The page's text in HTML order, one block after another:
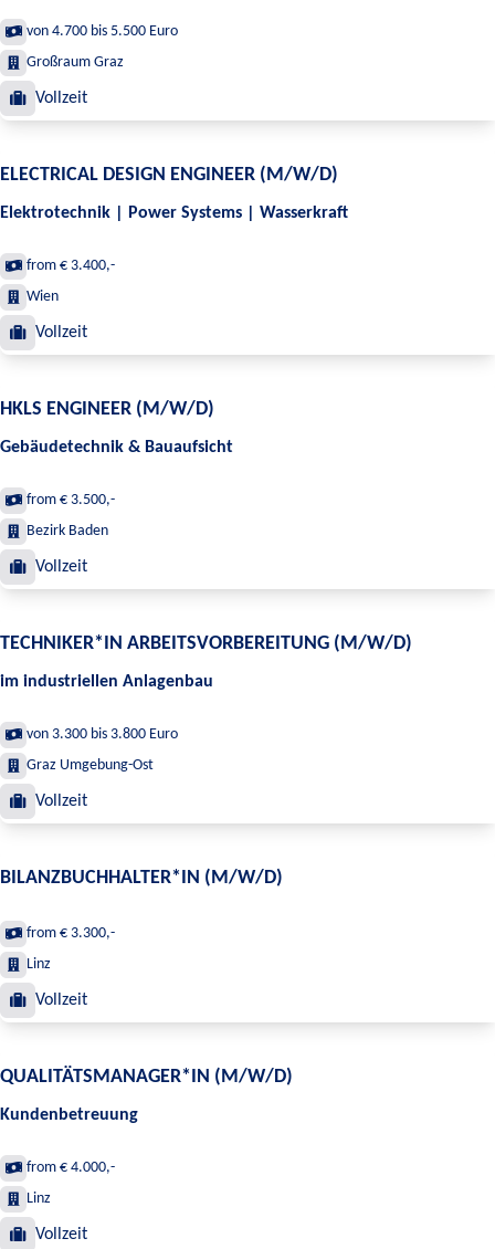
von 4.700 bis 5.500 Euro
Großraum Graz
Vollzeit
ELECTRICAL DESIGN ENGINEER (M/W/D)
Elektrotechnik | Power Systems | Wasserkraft
from € 3.400,-
Wien
Vollzeit
HKLS ENGINEER (M/W/D)
Gebäudetechnik & Bauaufsicht
from € 3.500,-
Bezirk Baden
Vollzeit
TECHNIKER*IN ARBEITSVORBEREITUNG (M/W/D)
im industriellen Anlagenbau
von 3.300 bis 3.800 Euro
Graz Umgebung-Ost
Vollzeit
BILANZBUCHHALTER*IN (M/W/D)
from € 3.300,-
Linz
Vollzeit
QUALITÄTSMANAGER*IN (M/W/D)
Kundenbetreuung
from € 4.000,-
Linz
Vollzeit